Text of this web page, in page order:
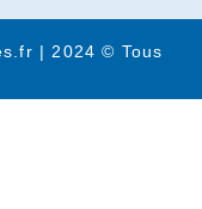
| 2024 © Tous